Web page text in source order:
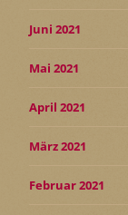
Juni 2021
Mai 2021
April 2021
März 2021
Februar 2021